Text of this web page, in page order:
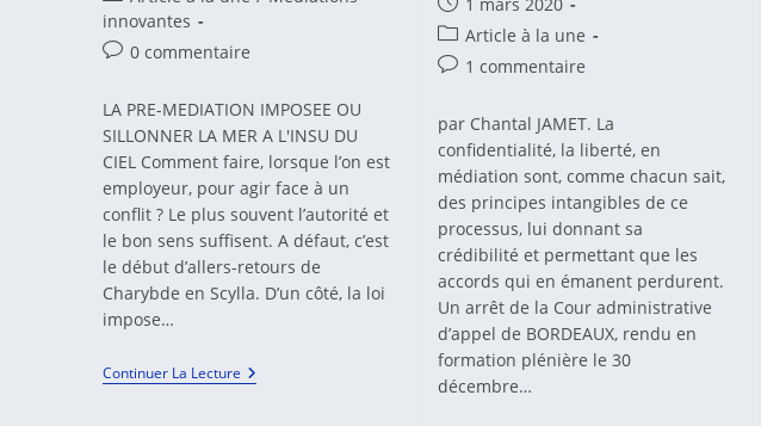
category:
innovantes
Commentaires
la
publication :
0 commentaire
LA PRE-MEDIATION IMPOSEE OU
SILLONNER LA MER A L'INSU DU
CIEL Comment faire, lorsque l’on est
employeur, pour agir face à un
conflit ? Le plus souvent l’autorité et
le bon sens suffisent. A défaut, c’est
le début d’allers-retours de
Charybde en Scylla. D’un côté, la loi
impose…
Continuer La LectureMédiation
En
publiée :
Post
category:
Article à la une
Commentaires
publication :
1 commentaire
par Chantal JAMET. La
confidentialité, la liberté, en
médiation sont, comme chacun sait,
des principes intangibles de ce
processus, lui donnant sa
crédibilité et permettant que les
accords qui en émanent perdurent.
Un arrêt de la Cour administrative
d’appel de BORDEAUX, rendu en
formation plénière le 30
décembre…